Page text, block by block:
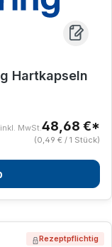
Hartkapseln
inkl. MwSt.48,68 €*
(0,49 € / 1 Stück)
Rezeptpflichtig